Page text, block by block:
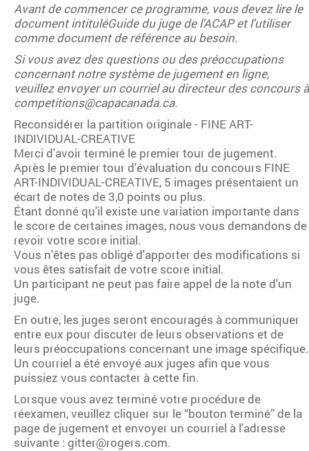
Avant de commencer ce programme, vous devez lire le
document intituléGuide du juge de l'ACAP et l'utiliser
comme document de référence au besoin.
Si vous avez des questions ou des préoccupations
concernant notre système de jugement en ligne,
veuillez envoyer un courriel au directeur des concours à
competitions@capacanada.ca.
Reconsidérer la partition originale - FINE ART-
INDIVIDUAL-CREATIVE
Merci d'avoir terminé le premier tour de jugement.
Après le premier tour d'évaluation du concours FINE
ART-INDIVIDUAL-CREATIVE, 5 images présentaient un
écart de notes de 3,0 points ou plus.
Étant donné qu'il existe une variation importante dans
le score de certaines images, nous vous demandons de
revoir votre score initial.
Vous n'êtes pas obligé d'apporter des modifications si
vous êtes satisfait de votre score initial.
Un participant ne peut pas faire appel de la note d'un
juge.
En outre, les juges seront encouragés à communiquer
entre eux pour discuter de leurs observations et de
leurs préoccupations concernant une image spécifique.
Un courriel a été envoyé aux juges afin que vous
puissiez vous contacter à cette fin.
Lorsque vous avez terminé votre procédure de
réexamen, veuillez cliquer sur le “bouton terminé” de la
page de jugement et envoyer un courriel à l'adresse
suivante : gitter@rogers.com.